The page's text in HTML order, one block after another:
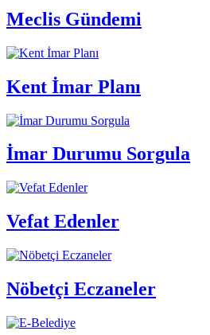
Meclis Gündemi
Kent İmar Planı
İmar Durumu Sorgula
Vefat Edenler
Nöbetçi Eczaneler